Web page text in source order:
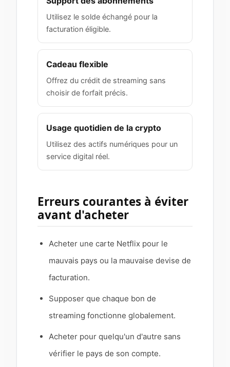
Utilisez le solde échangé pour la
facturation éligible.
Cadeau flexible
Offrez du crédit de streaming sans
choisir de forfait précis.
Usage quotidien de la crypto
Utilisez des actifs numériques pour un
service digital réel.
Erreurs courantes à éviter
avant d'acheter
Acheter une carte Netflix pour le
mauvais pays ou la mauvaise devise de
facturation.
Supposer que chaque bon de
streaming fonctionne globalement.
Acheter pour quelqu'un d'autre sans
vérifier le pays de son compte.